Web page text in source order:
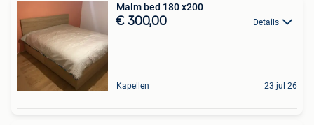
Malm bed 180 x200
€ 300,00 Details
Kapellen 23 jul 26